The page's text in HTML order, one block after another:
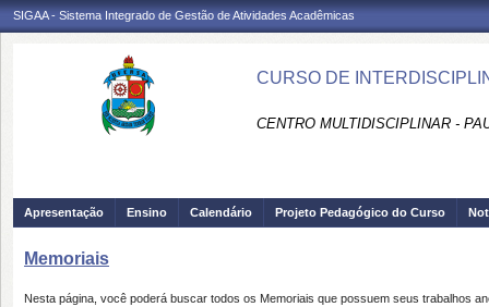
SIGAA - Sistema Integrado de Gestão de Atividades Acadêmicas
CURSO DE
CENTRO MULTIDISCIPLINAR -
Apresentação Ensino Calendário Projeto Pedagógico do Curso
Memoriais
Nesta página, você poderá buscar todos os Memoriais que possuem seus trabalhos